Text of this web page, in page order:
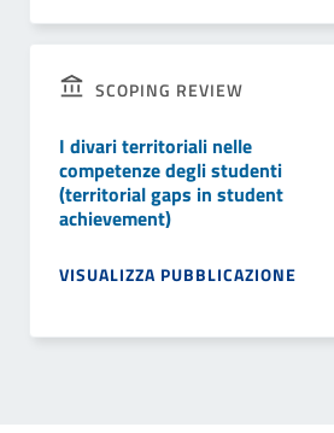
SCOPING REVIEW
I divari territoriali nelle
competenze degli studenti
(territorial gaps in student
achievement)
VISUALIZZA PUBBLICAZIONE